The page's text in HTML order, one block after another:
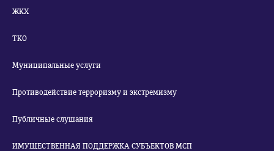
ЖКХ
ТКО
Муниципальные услуги
Противодействие терроризму и экстремизму
Публичные слушания
ИМУЩЕСТВЕННАЯ ПОДДЕРЖКА СУБЪЕКТОВ МСП